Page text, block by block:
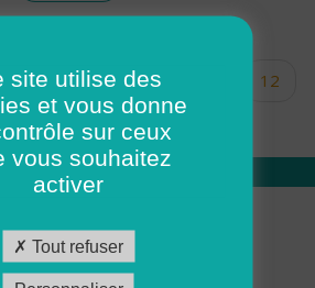
… 10
12
15 16 17
Qui sommes nous
Académie ADMR
site utilise des
et vous donne
sur ceux
vous souhaitez
activer
Tout refuser